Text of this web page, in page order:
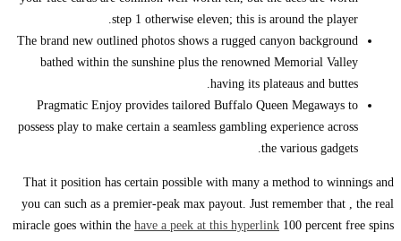
step 1 otherwise eleven; this is around the player.
The brand new outlined photos shows a rugged canyon background
bathed within the sunshine plus the renowned Memorial Valley
having its plateaus and buttes.
Pragmatic Enjoy provides tailored Buffalo Queen Megaways to
possess play to make certain a seamless gambling experience across
the various gadgets.
That it position has certain possible with many a method to winnings and
you can such as a premier-peak max payout. Just remember that , the real
miracle goes within the have a peek at this hyperlink 100 percent free spins